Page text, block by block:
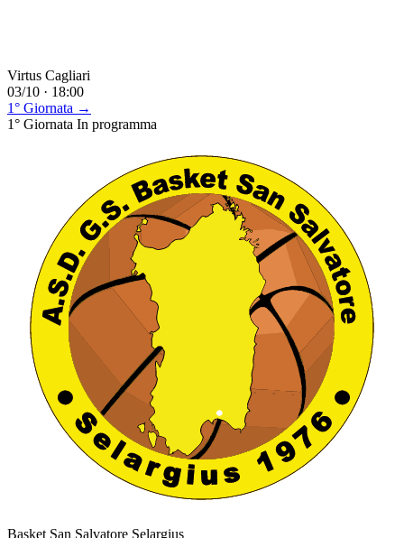
Virtus Cagliari
03/10 · 18:00
1° Giornata →
1° Giornata In programma
Basket San Salvatore Selargius